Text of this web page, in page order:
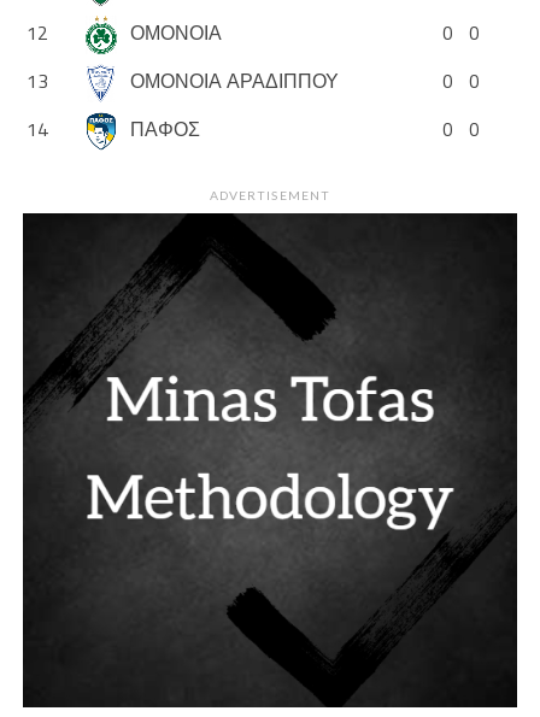
12
ΟΜΟΝΟΙΑ 0 0
13
ΟΜΟΝΟΙΑ ΑΡΑΔΙΠΠΟΥ 0 0
14
ΠΑΦΟΣ 0 0
ADVERTISEMENT